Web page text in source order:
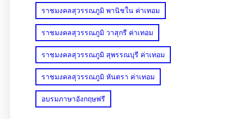
ราชมงคลสุวรรณภูมิ พานิชใน ค่าเทอม
ราชมงคลสุวรรณภูมิ วาสุกรี ค่าเทอม
ราชมงคลสุวรรณภูมิ สุพรรณบุรี ค่าเทอม
ราชมงคลสุวรรณภูมิ หันตรา ค่าเทอม
อบรมภาษาอังกฤษฟรี